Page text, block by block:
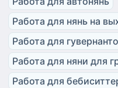
Работа для нянь на
Работа для
Работа для няни для
Работа для